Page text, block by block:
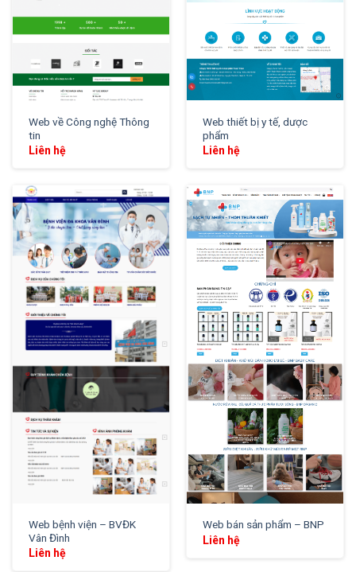
Web về Công nghệ Thông
tin
Liên hệ
Web thiết bị y tế, dược
phẩm
Liên hệ
Web bệnh viện – BVĐK
Vân Đình
Liên hệ
XEM THỬ
Web bán sản phẩm – BNP
Liên hệ
XEM THỬ